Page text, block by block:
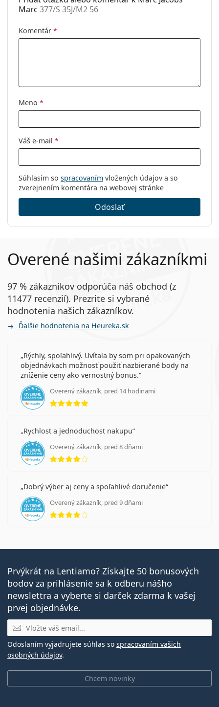
Marc 377/S 35J/M2 56
Komentár *
Meno *
Váš e-mail *
Súhlasím so spracovaním vložených údajov a so
zverejnením komentára na webovej stránke
Odoslať
Overené našimi zákazníkmi
97 % zákazníkov odporúča náš obchod (z
11477 recenzií). Prezrite si vybrané
hodnotenia našich zákazníkov.
Ďalšie hodnotenia na Heureka.sk
Rýchly, spoľahlivý. Uvítala by som pri opakovaných
objednávkach možnosť použiť nazbierané body na
zníženie ceny ako vernostný bonus.
Overený zákazník, pred 14 hodinami
hodnotenie 5 z 5
Rychlost a jednoduchost nakupu
Overený zákazník, pred 8 dňami
hodnotenie 4 z 5
Dobrý výber aj ceny a spoľahlivé doručenie
Overený zákazník, pred 9 dňami
hodnotenie 4 z 5
Prvýkrát na Lentiamo? Získajte 50 bonusových
bodov za prihlásenie sa k odberu nášho
newslettra a vyberte si darček zdarma k vašej
prvej objednávke.
E-mail
Chcem novinky
Odoslaním vyjadrujete súhlas so spracovaním vašich
osobných údajov.